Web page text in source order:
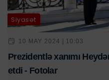
Siyasət
10 MAY 2024 | 10:03
Prezidentlə xanımı
etdi - Fotolar